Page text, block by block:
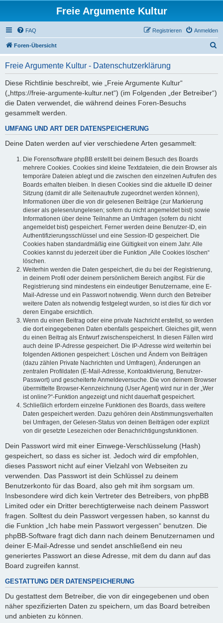
Freie Argumente Kultur
FAQ Anmelden
Registrieren
Foren-Übersicht
Freie Argumente Kultur - Datenschutzerklärung
Diese Richtlinie beschreibt, wie „Freie Argumente Kultur“
(„https://freie-argumente-kultur.net“) (im Folgenden „der Betreiber“)
die Daten verwendet, die während deines Foren-Besuchs
gesammelt werden.
UMFANG UND ART DER DATENSPEICHERUNG
Deine Daten werden auf vier verschiedene Arten gesammelt:
Die Forensoftware phpBB erstellt bei deinem Besuch des Boards
mehrere Cookies. Cookies sind kleine Textdateien, die dein Browser als
temporäre Dateien ablegt und die zwischen den einzelnen Aufrufen des
Boards erhalten bleiben. In diesen Cookies sind die aktuelle ID deiner
Sitzung (damit dir alle Seitenaufrufe zugeordnet werden können),
Informationen über die von dir gelesenen Beiträge (zur Markierung
dieser als gelesen/ungelesen; sofern du nicht angemeldet bist) sowie
Informationen über deine Teilnahme an Umfragen (sofern du nicht
angemeldet bist) gespeichert. Ferner werden deine Benutzer-ID, ein
Authentifizierungsschlüssel und eine Session-ID gespeichert. Die
Cookies haben standardmäßig eine Gültigkeit von einem Jahr. Alle
Cookies kannst du jederzeit über die Funktion „Alle Cookies löschen“
löschen.
Weiterhin werden die Daten gespeichert, die du bei der Registrierung,
in deinem Profil oder deinem persönlichem Bereich angibst. Für die
Registrierung sind mindestens ein eindeutiger Benutzername, eine E-
Mail-Adresse und ein Passwort notwendig. Wenn durch den Betreiber
weitere Daten als notwendig festgelegt wurden, so ist dies für dich vor
deren Eingabe ersichtlich.
Wenn du einen Beitrag oder eine private Nachricht erstellst, so werden
die dort eingegebenen Daten ebenfalls gespeichert. Gleiches gilt, wenn
du einen Beitrag als Entwurf zwischenspeicherst. In diesen Fällen wird
auch deine IP-Adresse gespeichert. Die IP-Adresse wird weiterhin bei
folgenden Aktionen gespeichert: Löschen und Ändern von Beiträgen
(dazu zählen Private Nachrichten und Umfragen), Änderungen an
zentralen Profildaten (E-Mail-Adresse, Kontoaktivierung, Benutzer-
Passwort) und gescheiterte Anmeldeversuche. Die von deinem Browser
übermittelte Browser-Kennzeichnung (User Agent) wird nur in der „Wer
ist online?“-Funktion angezeigt und nicht dauerhaft gespeichert.
Schließlich erfordern einzelne Funktionen des Boards, dass weitere
Daten gespeichert werden. Dazu gehören dein Abstimmungsverhalten
bei Umfragen, der Gelesen-Status von deinen Beiträgen oder explizit
von dir gesetzte Lesezeichen oder Benachrichtigungsfunktionen.
Dein Passwort wird mit einer Einwege-Verschlüsselung (Hash)
gespeichert, so dass es sicher ist. Jedoch wird dir empfohlen,
dieses Passwort nicht auf einer Vielzahl von Webseiten zu
verwenden. Das Passwort ist dein Schlüssel zu deinem
Benutzerkonto für das Board, also geh mit ihm sorgsam um.
Insbesondere wird dich kein Vertreter des Betreibers, von phpBB
Limited oder ein Dritter berechtigterweise nach deinem Passwort
fragen. Solltest du dein Passwort vergessen haben, so kannst du
die Funktion „Ich habe mein Passwort vergessen“ benutzen. Die
phpBB-Software fragt dich dann nach deinem Benutzernamen und
deiner E-Mail-Adresse und sendet anschließend ein neu
generiertes Passwort an diese Adresse, mit dem du dann auf das
Board zugreifen kannst.
GESTATTUNG DER DATENSPEICHERUNG
Du gestattest dem Betreiber, die von dir eingegebenen und oben
näher spezifizierten Daten zu speichern, um das Board betreiben
und anbieten zu können.